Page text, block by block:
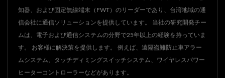
知器、および固定無線端末（FWT）のリーダーであり、台湾地域の通
信会社に通信ソリューションを提供しています。 当社の研究開発チー
ムは、電子および通信システムの分野で25年以上の経験を持っていま
す。 お客様に解決策を提供します。 例えば、遠隔盗難防止車アラー
ムシステム、タッチディミングスイッチシステム、ワイヤレスパワー
ヒーターコントローラーなどがあります。